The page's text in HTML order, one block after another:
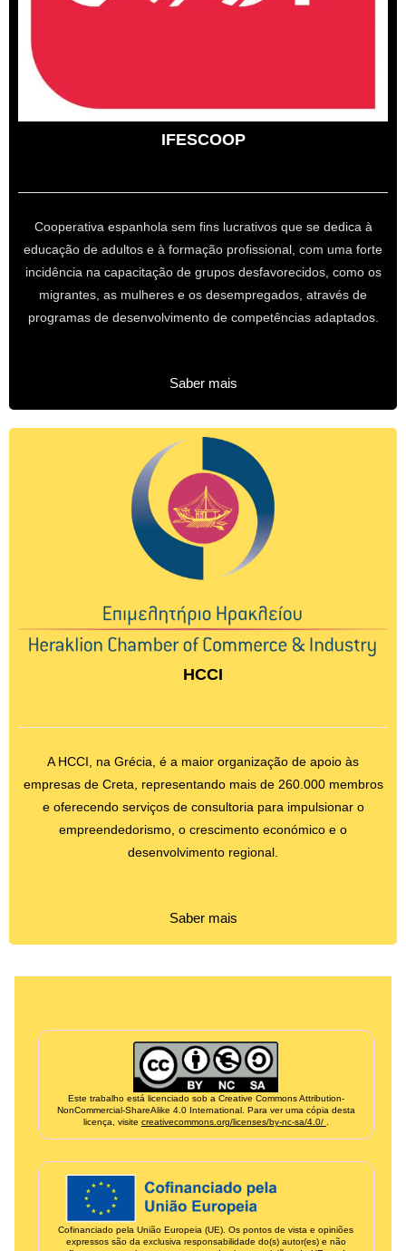
IFESCOOP
Cooperativa espanhola sem fins lucrativos que se dedica à
educação de adultos e à formação profissional, com uma forte
incidência na capacitação de grupos desfavorecidos, como os
migrantes, as mulheres e os desempregados, através de
programas de desenvolvimento de competências adaptados.
Saber mais
HCCI
A HCCI, na Grécia, é a maior organização de apoio às
empresas de Creta, representando mais de 260.000 membros
e oferecendo serviços de consultoria para impulsionar o
empreendedorismo, o crescimento económico e o
desenvolvimento regional.
Saber mais
Informação de créditos e financiamento
Este trabalho está licenciado sob a Creative Commons Attribution-
NonCommercial-ShareAlike 4.0 International. Para ver uma cópia desta
licença, visite creativecommons.org/licenses/by-nc-sa/4.0/
Cofinanciado pela União Europeia (UE). Os pontos de vista e opiniões
expressos são da exclusiva responsabilidade do(s) autor(es) e não